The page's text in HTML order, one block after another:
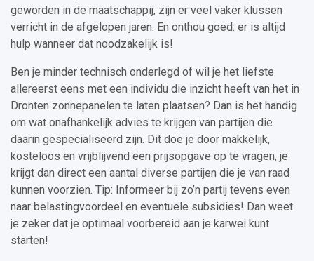
geworden in de maatschappij, zijn er veel vaker klussen
verricht in de afgelopen jaren. En onthou goed: er is altijd
hulp wanneer dat noodzakelijk is!
Ben je minder technisch onderlegd of wil je het liefste
allereerst eens met een individu die inzicht heeft van het in
Dronten zonnepanelen te laten plaatsen? Dan is het handig
om wat onafhankelijk advies te krijgen van partijen die
daarin gespecialiseerd zijn. Dit doe je door makkelijk,
kosteloos en vrijblijvend een prijsopgave op te vragen, je
krijgt dan direct een aantal diverse partijen die je van raad
kunnen voorzien. Tip: Informeer bij zo’n partij tevens even
naar belastingvoordeel en eventuele subsidies! Dan weet
je zeker dat je optimaal voorbereid aan je karwei kunt
starten!